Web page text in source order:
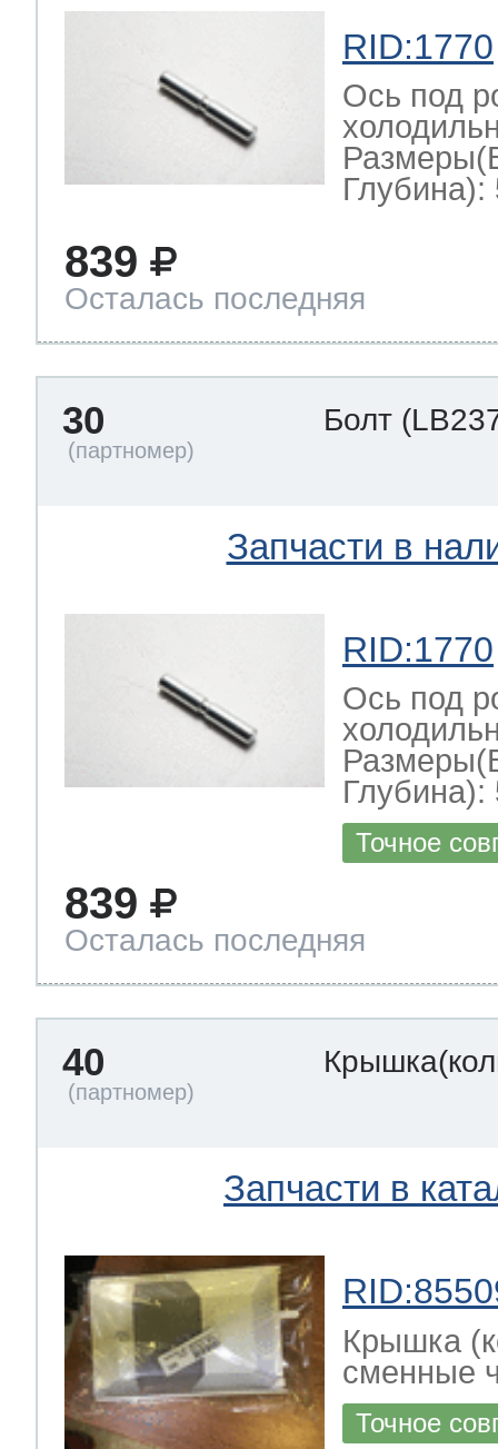
RID:1770
Ось под
Глубина):
839
Осталась последняя
30 Болт
Запчасти в
RID:1770
Ось под
Глубина):
Точное
839
Осталась последняя
40
Запчасти в
Крышка
сменные
Точное